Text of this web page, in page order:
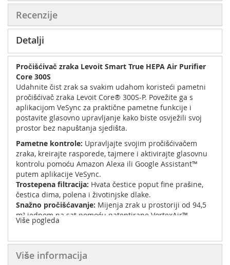
Recenzije
Detalji
Pročišćivač zraka Levoit Smart True HEPA Air Purifier
Core 300S
Udahnite čist zrak sa svakim udahom koristeći pametni
pročišćivač zraka Levoit Core® 300S-P. Povežite ga s
aplikacijom VeSync za praktične pametne funkcije i
postavite glasovno upravljanje kako biste osvježili svoj
prostor bez napuštanja sjedišta.
Pametne kontrole: Upravljajte svojim pročišćivačem
zraka, kreirajte rasporede, tajmere i aktivirajte glasovnu
kontrolu pomoću Amazon Alexa ili Google Assistant™
putem aplikacije VeSync.
Trostepena filtracija: Hvata čestice poput fine prašine,
čestica dima, polena i životinjske dlake.
Snažno pročišćavanje: Mijenja zrak u prostoriji od 94,5
m² jednom na sat pomoću patentirane VortexAir™
tehnologije.
nivo buke na samo 22 dB.
-CADR: 240 m³/h
Više pogleda
Više informacija